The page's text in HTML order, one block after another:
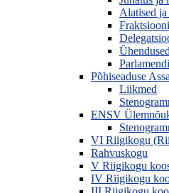
Alatised
Ühendused
Põhiseaduse
Liikmed
ENSV
VI Riigikogu
Rahvuskogu
V Riigikogu
IV Riigikogu